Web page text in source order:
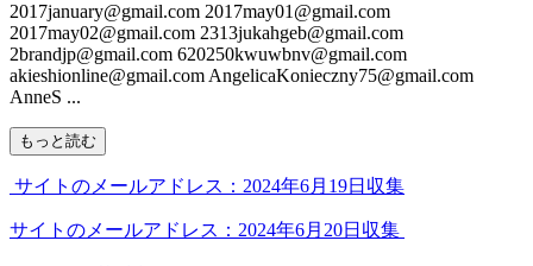
2017january@gmail.com 2017may01@gmail.com
2017may02@gmail.com 2313jukahgeb@gmail.com
2brandjp@gmail.com 620250kwuwbnv@gmail.com
akieshionline@gmail.com AngelicaKonieczny75@gmail.com
AnneS ...
もっと読む
サイトのメールアドレス：2024年6月19日収集
サイトのメールアドレス：2024年6月20日収集